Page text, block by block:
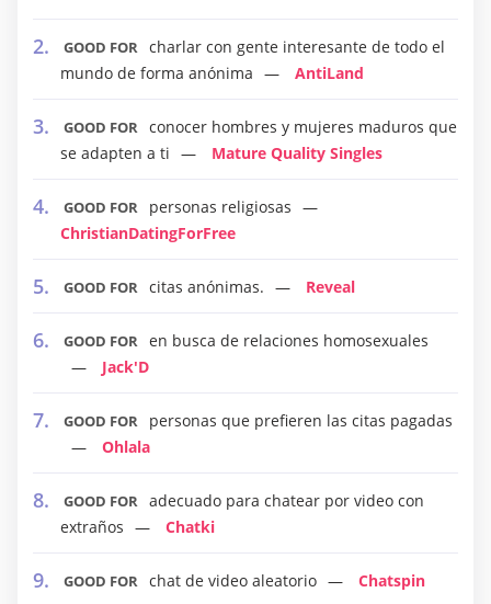
GOOD FOR charlar con gente interesante de todo el
mundo de forma anónima
AntiLand
GOOD FOR conocer hombres y mujeres maduros que
se adapten a ti
Mature Quality Singles
GOOD FOR
personas religiosas
ChristianDatingForFree
GOOD FOR citas anónimas. Reveal
GOOD FOR en busca de relaciones homosexuales
Jack'D
GOOD FOR
personas que prefieren las citas pagadas
Ohlala
GOOD FOR adecuado para chatear por video con
extraños
Chatki
GOOD FOR chat de video aleatorio Chatspin